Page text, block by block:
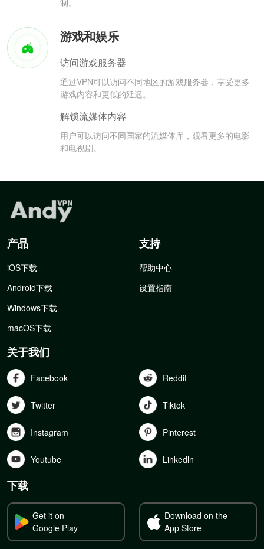
制。
游戏和娱乐
访问游戏服务器
通过VPN可以访问不同地区的游戏服务器，享受更多
游戏内容和更低的延迟。
解锁流媒体内容
用户可以访问不同国家的流媒体库，观看更多的电影
和电视剧。
产品
iOS下载
Android下载
Windows下载
macOS下载
支持
帮助中心
设置指南
关于我们
Facebook Reddit
Twitter Tiktok
Instagram Pinterest
Youtube Linkedln
下载
Get it on
Google Play
Download on the
App Store